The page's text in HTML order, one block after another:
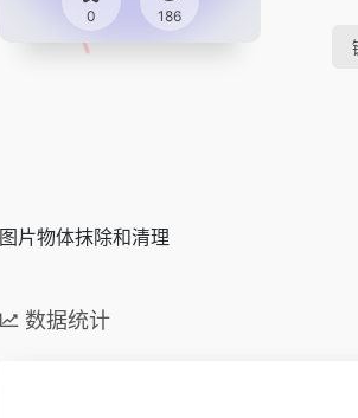
0 186
图片物体抹除和清理
数据统计